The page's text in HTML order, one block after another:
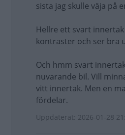
sista jag skulle väja på
Hellre ett svart
kontraster och ser bra
Och hmm svart
nuvarande bil. Vill
vitt innertak. Men en
fördelar.
Uppdaterat: 2026-01-28